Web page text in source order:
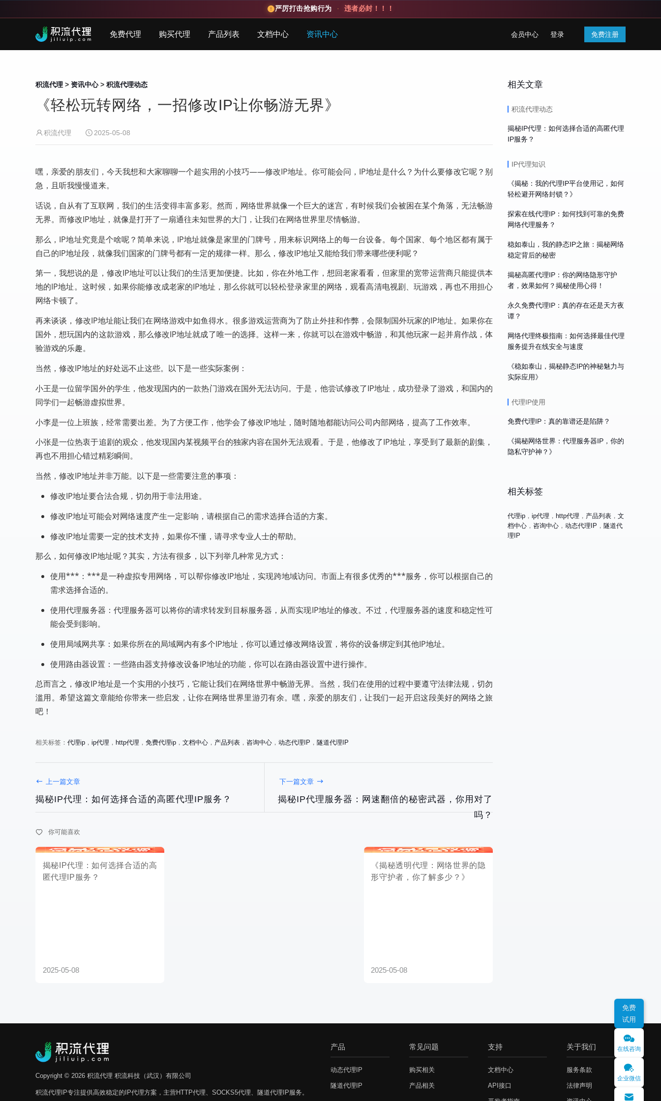
严厉打击抢购行为 · 违者必封！！！
免费代理 购买代理 产品列表 文档中心 资讯中心 会员中心 登录 免费注册
积流代理 > 资讯中心> 积流代理动态
《轻松玩转网络，一招修改IP让你畅游无界》
积流代理 2025-05-08
嘿，亲爱的朋友们，今天我想和大家聊聊一个超实用的小技巧——修改IP地址。你可能会问，IP地址是什么？为什么要修改它呢？别
急，且听我慢慢道来。
话说，自从有了互联网，我们的生活变得丰富多彩。然而，网络世界就像一个巨大的迷宫，有时候我们会被困在某个角落，无法畅游
无界。而修改IP地址，就像是打开了一扇通往未知世界的大门，让我们在网络世界里尽情畅游。
那么，IP地址究竟是个啥呢？简单来说，IP地址就像是家里的门牌号，用来标识网络上的每一台设备。每个国家、每个地区都有属于
自己的IP地址段，就像我们国家的门牌号都有一定的规律一样。那么，修改IP地址又能给我们带来哪些便利呢？
第一，我想说的是，修改IP地址可以让我们的生活更加便捷。比如，你在外地工作，想回老家看看，但家里的宽带运营商只能提供本
地的IP地址。这时候，如果你能修改成老家的IP地址，那么你就可以轻松登录家里的网络，观看高清电视剧、玩游戏，再也不用担心
网络卡顿了。
再来谈谈，修改IP地址能让我们在网络游戏中如鱼得水。很多游戏运营商为了防止外挂和作弊，会限制国外玩家的IP地址。如果你在
国外，想玩国内的这款游戏，那么修改IP地址就成了唯一的选择。这样一来，你就可以在游戏中畅游，和其他玩家一起并肩作战，体
验游戏的乐趣。
当然，修改IP地址的好处远不止这些。以下是一些实际案例：
小王是一位留学国外的学生，他发现国内的一款热门游戏在国外无法访问。于是，他尝试修改了IP地址，成功登录了游戏，和国内的
同学们一起畅游虚拟世界。
小李是一位上班族，经常需要出差。为了方便工作，他学会了修改IP地址，随时随地都能访问公司内部网络，提高了工作效率。
小张是一位热衷于追剧的观众，他发现国内某视频平台的独家内容在国外无法观看。于是，他修改了IP地址，享受到了最新的剧集，
再也不用担心错过精彩瞬间。
当然，修改IP地址并非万能。以下是一些需要注意的事项：
修改IP地址要合法合规，切勿用于非法用途。
修改IP地址可能会对网络速度产生一定影响，请根据自己的需求选择合适的方案。
修改IP地址需要一定的技术支持，如果你不懂，请寻求专业人士的帮助。
那么，如何修改IP地址呢？其实，方法有很多，以下列举几种常见方式：
使用***：***是一种虚拟专用网络，可以帮你修改IP地址，实现跨地域访问。市面上有很多优秀的***服务，你可以根据自己的
需求选择合适的。
使用代理服务器：代理服务器可以将你的请求转发到目标服务器，从而实现IP地址的修改。不过，代理服务器的速度和稳定性可
能会受到影响。
使用局域网共享：如果你所在的局域网内有多个IP地址，你可以通过修改网络设置，将你的设备绑定到其他IP地址。
使用路由器设置：一些路由器支持修改设备IP地址的功能，你可以在路由器设置中进行操作。
总而言之，修改IP地址是一个实用的小技巧，它能让我们在网络世界中畅游无界。当然，我们在使用的过程中要遵守法律法规，切勿
滥用。希望这篇文章能给你带来一些启发，让你在网络世界里游刃有余。嘿，亲爱的朋友们，让我们一起开启这段美好的网络之旅
吧！
相关标签： 代理ip ， ip代理 ， http代理 ， 免费代理ip ， 文档中心 ， 产品列表 ， 咨询中心 ， 动态代理IP ， 隧道代理IP
上一篇文章
揭秘IP代理：如何选择合适的高匿代理IP服务？
下一篇文章
揭秘IP代理服务器：网速翻倍的秘密武器，你用对了
吗？
你可能喜欢
匿代理IP服务？
2025-05-08
相关文章
积流代理动态
揭秘IP代理：如何选择合适的高匿代理
IP服务？
IP代理知识
《揭秘：我的代理IP平台使用记，如何
轻松避开网络封锁？》
探索在线代理IP：如何找到可靠的免费
网络代理服务？
稳如泰山，我的静态IP之旅：揭秘网络
稳定背后的秘密
揭秘高匿代理IP：你的网络隐形守护
者，效果如何？揭秘使用心得！
永久免费代理IP：真的存在还是天方夜
谭？
网络代理终极指南：如何选择最佳代理
服务提升在线安全与速度
《稳如泰山，揭秘静态IP的神秘魅力与
实际应用》
代理IP使用
免费代理IP：真的靠谱还是陷阱？
《揭秘网络世界：代理服务器IP，你的
隐私守护神？》
相关标签
代理ip ， ip代理 ， http代理 ， 产品列表 ， 文
档中心 ， 咨询中心 ， 动态代理IP ， 隧道代
理IP
Copyright © 2026 积流代理 积流科技（武汉）有限公司
积流代理IP专注提供高效稳定的IP代理方案，主营HTTP代理、SOCKS5代理、隧道代理IP服务。
产品
动态代理IP
隧道代理IP
常见问题
购买相关
产品相关
支持
文档中心
API接口
关于我们
服务条款
法律声明
免费
试用
在线咨询
企业微信